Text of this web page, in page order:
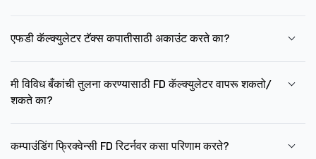
एफडी कॅल्क्युलेटर टॅक्स कपातीसाठी अकाउंट करते का?
मी विविध बँकांची तुलना करण्यासाठी FD कॅल्क्युलेटर वापरू शकतो/
शकते का?
कम्पाउंडिंग फ्रिक्वेन्सी FD रिटर्नवर कसा परिणाम करते?